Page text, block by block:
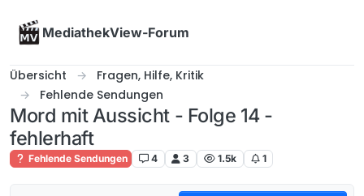
MediathekView-Forum
Übersicht
Fragen, Hilfe, Kritik
Fehlende Sendungen
Mord mit Aussicht - Folge 14 -
fehlerhaft
Fehlende Sendungen 4 3 1.5k 1